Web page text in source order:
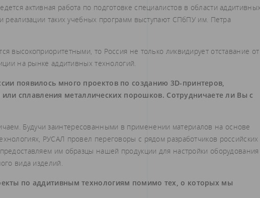
активная работа по подготовке специалистов в области
реализации таких учебных программ выступают СПбПУ им. Петра
высокоприоритетными, то Россия не только ликвидирует отставание от
на рынке аддитивных технологий.
появилось много проектов по созданию 3D-принтеров,
сплавления металлических порошков. Сотрудничаете ли Вы с
Будучи заинтересованными в применении материалов на основе
РУСАЛ провел переговоры с рядом разработчиков российских
им образцы нашей продукции для настройки
вида изделий.
по аддитивным технологиям помимо тех, о которых мы